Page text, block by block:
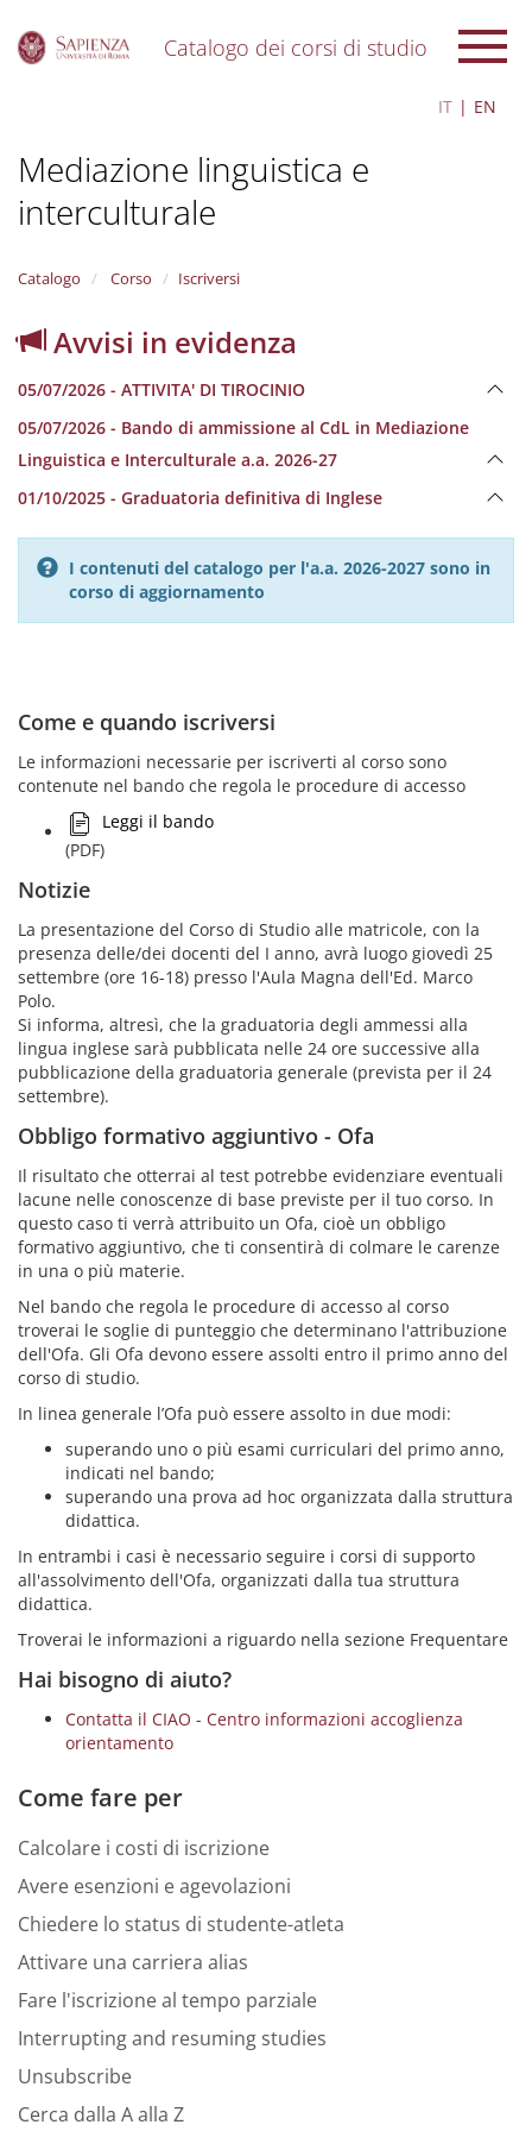
Catalogo dei corsi di studio
IT EN
Mediazione linguistica e
interculturale
Catalogo Corso Iscriversi
Avvisi in evidenza
05/07/2026 - ATTIVITA' DI TIROCINIO
05/07/2026 - Bando di ammissione al CdL in Mediazione
Linguistica e Interculturale a.a. 2026-27
01/10/2025 - Graduatoria definitiva di Inglese
I contenuti del catalogo per l'a.a. 2026-2027 sono in
corso di aggiornamento
Come e quando iscriversi
Le informazioni necessarie per iscriverti al corso sono
contenute nel bando che regola le procedure di accesso
Leggi il bando
(PDF)
Notizie
La presentazione del Corso di Studio alle matricole, con la
presenza delle/dei docenti del I anno, avrà luogo giovedì 25
settembre (ore 16-18) presso l'Aula Magna dell'Ed. Marco
Polo.
Si informa, altresì, che la graduatoria degli ammessi alla
lingua inglese sarà pubblicata nelle 24 ore successive alla
pubblicazione della graduatoria generale (prevista per il 24
settembre).
Obbligo formativo aggiuntivo - Ofa
Il risultato che otterrai al test potrebbe evidenziare eventuali
lacune nelle conoscenze di base previste per il tuo corso. In
questo caso ti verrà attribuito un Ofa, cioè un obbligo
formativo aggiuntivo, che ti consentirà di colmare le carenze
in una o più materie.
Nel bando che regola le procedure di accesso al corso
troverai le soglie di punteggio che determinano l'attribuzione
dell'Ofa. Gli Ofa devono essere assolti entro il primo anno del
corso di studio.
In linea generale l’Ofa può essere assolto in due modi:
superando uno o più esami curriculari del primo anno,
indicati nel bando;
superando una prova ad hoc organizzata dalla struttura
didattica.
In entrambi i casi è necessario seguire i corsi di supporto
all'assolvimento dell'Ofa, organizzati dalla tua struttura
didattica.
Troverai le informazioni a riguardo nella sezione Frequentare
Hai bisogno di aiuto?
Contatta il CIAO - Centro informazioni accoglienza
orientamento
Come fare per
Calcolare i costi di iscrizione
Avere esenzioni e agevolazioni
Chiedere lo status di studente-atleta
Attivare una carriera alias
Fare l'iscrizione al tempo parziale
Interrupting and resuming studies
Unsubscribe
Cerca dalla A alla Z